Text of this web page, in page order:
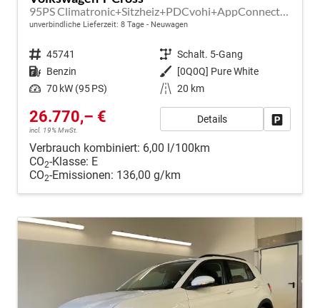
95PS Climatronic+Sitzheiz+PDCvohi+AppConnect+Side+TravelAssist+ACC
unverbindliche Lieferzeit: 8 Tage Neuwagen
Fahrzeugnr. 45741 Getriebe Schalt. 5-Gang
Kraftstoff Benzin Außenfarbe
[0Q0Q] Pure White
Leistung 70 kW (95 PS) Kilometerstand 20 km
26.770,– €
incl. 19% MwSt.
Details
Verbrauch kombiniert: 6,00 l/100km
CO2-Klasse: E
CO2-Emissionen: 136,00 g/km